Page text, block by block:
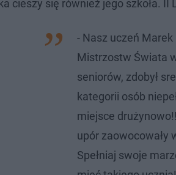
cieszy się również jego szkoła. II
- Nasz uczeń
Mistrzostw Świata
seniorów, zdobył
kategorii osób
miejsce
upór zaowocowały
Spełniaj swoje